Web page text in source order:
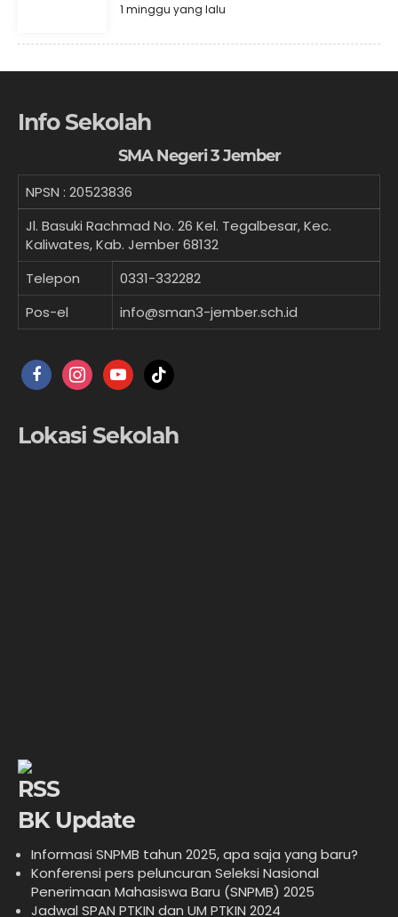
1 minggu yang lalu
Info Sekolah
SMA Negeri 3 Jember
NPSN : 20523836
Jl. Basuki Rachmad No. 26 Kel. Tegalbesar, Kec.
Kaliwates, Kab. Jember 68132
Telepon
0331-332282
Pos-el
info@sman3-jember.sch.id
facebookinstagramyoutubetiktok
Lokasi Sekolah
BK Update
Informasi SNPMB tahun 2025, apa saja yang baru?
Konferensi pers peluncuran Seleksi Nasional
Penerimaan Mahasiswa Baru (SNPMB) 2025
Jadwal SPAN PTKIN dan UM PTKIN 2024